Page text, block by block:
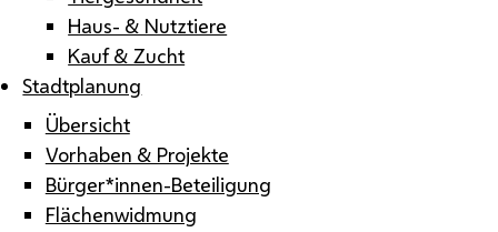
Haus- & Nutztiere
Kauf & Zucht
Stadtplanung
Übersicht
Vorhaben & Projekte
Bürger*innen-Beteiligung
Flächenwidmung